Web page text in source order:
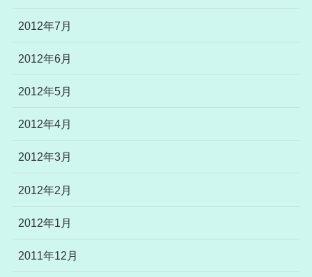
2012年7月
2012年6月
2012年5月
2012年4月
2012年3月
2012年2月
2012年1月
2011年12月